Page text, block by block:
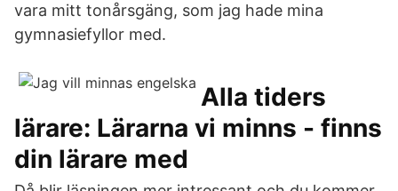
vara mitt tonårsgäng, som jag hade mina
gymnasiefyllor med.
Alla tiders
lärare: Lärarna vi minns - finns
din lärare med